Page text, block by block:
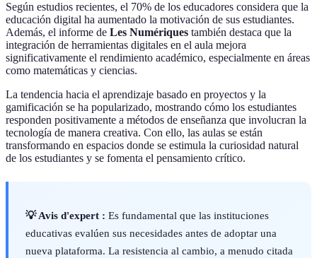
Según estudios recientes, el 70% de los educadores considera que la
educación digital ha aumentado la motivación de sus estudiantes.
Además, el informe de Les Numériques también destaca que la
integración de herramientas digitales en el aula mejora
significativamente el rendimiento académico, especialmente en áreas
como matemáticas y ciencias.
La tendencia hacia el aprendizaje basado en proyectos y la
gamificación se ha popularizado, mostrando cómo los estudiantes
responden positivamente a métodos de enseñanza que involucran la
tecnología de manera creativa. Con ello, las aulas se están
transformando en espacios donde se estimula la curiosidad natural
de los estudiantes y se fomenta el pensamiento crítico.
💡 Avis d'expert : Es fundamental que las instituciones
educativas evalúen sus necesidades antes de adoptar una
nueva plataforma. La resistencia al cambio, a menudo citada